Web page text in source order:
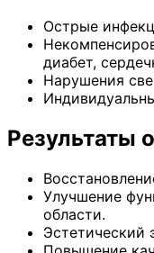
Острые
диабет,
Нарушения
Результаты
Улучшение
области.
Эстетический